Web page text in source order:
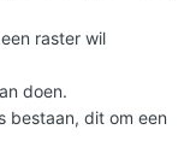
raster wil
doen.
bestaan, dit om een